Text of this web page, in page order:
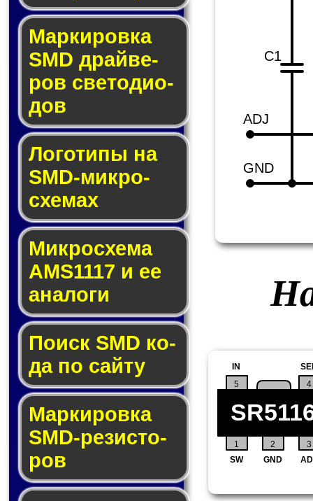
Маркировка
SMD драй­ве­
ров све­то­ди­о­
дов
Логотипы на
SMD-мик­ро­
схе­мах
Микросхема
AMS1117 и ее
ана­ло­ги
Поиск SMD ко­
да по сай­ту
Маркировка
SMD-ре­зис­то­
ров
GND
ADJ
C1
1 2 3
4
SW GND
5
IN